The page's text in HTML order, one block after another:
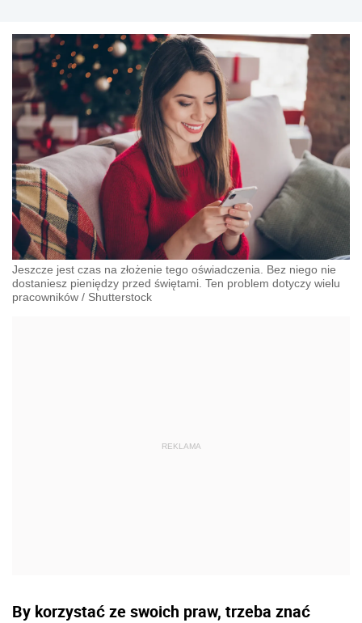
Jeszcze jest czas na złożenie tego oświadczenia. Bez niego nie
dostaniesz pieniędzy przed świętami. Ten problem dotyczy wielu
pracowników / Shutterstock
By korzystać ze swoich praw, trzeba znać